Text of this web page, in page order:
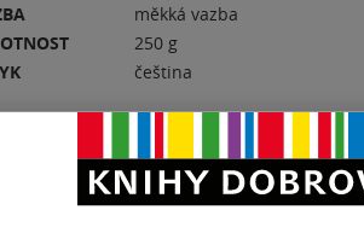
měkká vazba
250 g
čeština
Hodnocení a